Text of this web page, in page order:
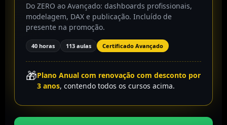
Do ZERO ao Avançado: dashboards profissionais,
modelagem, DAX e publicação. Incluído de
presente na promoção.
40 horas 113 aulas Certificado Avançado
🎁Plano Anual com renovação com desconto por
3 anos, contendo todos os cursos acima.